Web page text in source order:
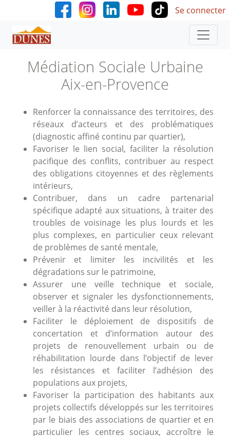
Aller au contenu principal User
Se connecter
Médiation Sociale Urbaine
Aix-en-Provence
Renforcer la connaissance des territoires, des
réseaux d’acteurs et des problématiques
(diagnostic affiné continu par quartier),
Favoriser le lien social, faciliter la résolution
pacifique des conflits, contribuer au respect
des obligations citoyennes et des règlements
intérieurs,
Contribuer, dans un cadre partenarial
spécifique adapté aux situations, à traiter des
troubles de voisinage les plus lourds et les
plus complexes, en particulier ceux relevant
de problèmes de santé mentale,
Prévenir et limiter les incivilités et les
dégradations sur le patrimoine,
Assurer une veille technique et sociale,
observer et signaler les dysfonctionnements,
veiller à la réactivité dans leur résolution,
Faciliter le déploiement de dispositifs de
concertation et d’information autour des
projets de renouvellement urbain ou de
réhabilitation lourde dans l’objectif de lever
les résistances et faciliter l’adhésion des
populations aux projets,
Favoriser la participation des habitants aux
projets collectifs développés sur les territoires
par le biais des associations de quartier et en
particulier les centres sociaux, accroître le